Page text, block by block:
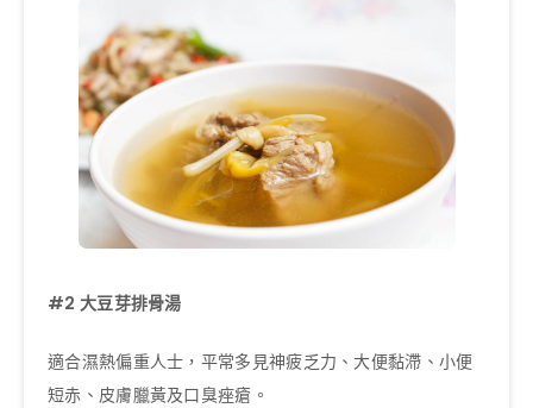
#2 大豆芽排骨湯
適合濕熱偏重人士，平常多見神疲乏力、大便黏滯、小便
短赤、皮膚臘黃及口臭痤瘡。